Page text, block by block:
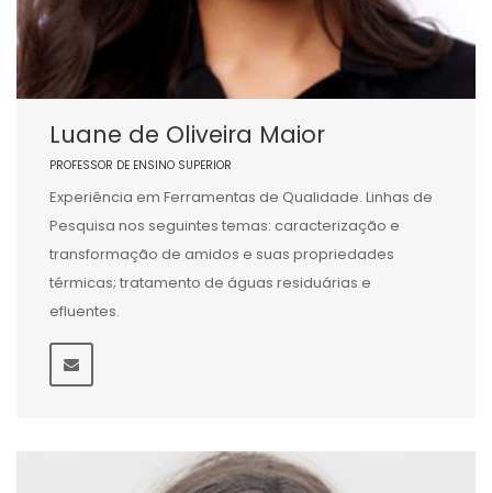
Luane de Oliveira Maior
PROFESSOR DE ENSINO SUPERIOR
Experiência em Ferramentas de Qualidade. Linhas de
Pesquisa nos seguintes temas: caracterização e
transformação de amidos e suas propriedades
térmicas; tratamento de águas residuárias e
efluentes.